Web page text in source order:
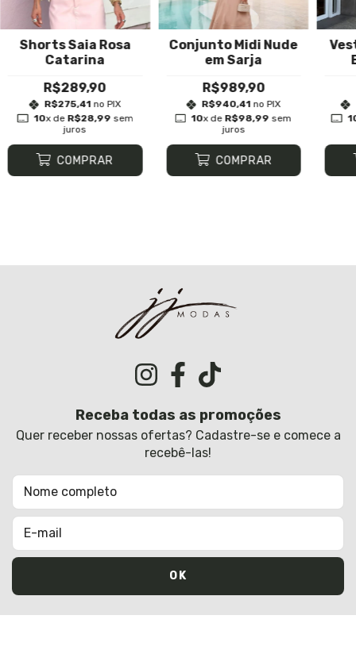
Shorts Saia Rosa
Catarina
R$289,90
R$275,41 no PIX
10x de R$28,99 sem
juros
COMPRAR
Conjunto Midi Nude
em Sarja
R$989,90
R$940,41 no PIX
10x de R$98,99 sem
juros
COMPRAR
Receba todas as promoções
Quer receber nossas ofertas? Cadastre-se e comece a
recebê-las!